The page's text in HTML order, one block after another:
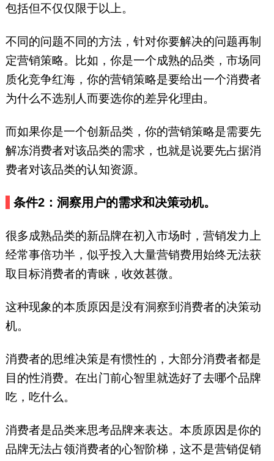
包括但不仅仅限于以上。
不同的问题不同的方法，针对你要解决的问题再制
定营销策略。比如，你是一个成熟的品类，市场同
质化竞争红海，你的营销策略是要给出一个消费者
为什么不选别人而要选你的差异化理由。
而如果你是一个创新品类，你的营销策略是需要先
解冻消费者对该品类的需求，也就是说要先占据消
费者对该品类的认知资源。
条件2：洞察用户的需求和决策动机。
很多成熟品类的新品牌在初入市场时，营销发力上
经常事倍功半，似乎投入大量营销费用始终无法获
取目标消费者的青睐，收效甚微。
这种现象的本质原因是没有洞察到消费者的决策动
机。
消费者的思维决策是有惯性的，大部分消费者都是
目的性消费。在出门前心智里就选好了去哪个品牌
吃，吃什么。
消费者是品类来思考品牌来表达。本质原因是你的
品牌无法占领消费者的心智阶梯，这不是营销促销